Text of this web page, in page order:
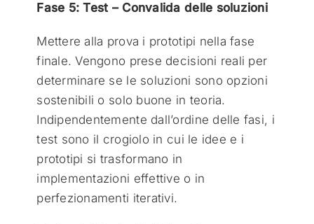
Fase 5: Test – Convalida delle soluzioni
Mettere alla prova i prototipi nella fase
finale. Vengono prese decisioni reali per
determinare se le soluzioni sono opzioni
sostenibili o solo buone in teoria.
Indipendentemente dall’ordine delle fasi, i
test sono il crogiolo in cui le idee e i
prototipi si trasformano in
implementazioni effettive o in
perfezionamenti iterativi.